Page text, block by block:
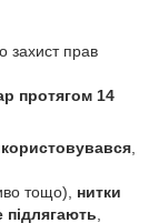
захист прав
протягом 14
тощо), нитки